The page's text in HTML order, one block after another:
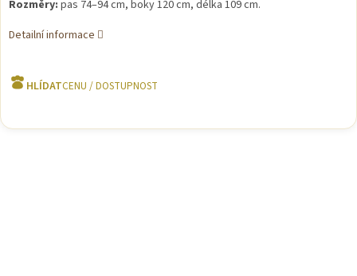
Rozměry: pas 74–94 cm, boky 120 cm, délka 109 cm.
Detailní informace
HLÍDAT